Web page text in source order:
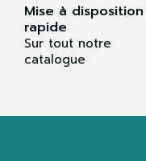
Mise à disposition
rapide
Sur tout notre
catalogue